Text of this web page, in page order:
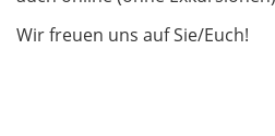
Wir freuen uns auf Sie/Euch!